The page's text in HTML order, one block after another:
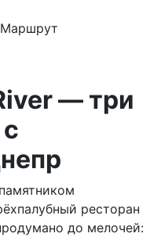
Маршрут
— три
ресторан
до мелочей: